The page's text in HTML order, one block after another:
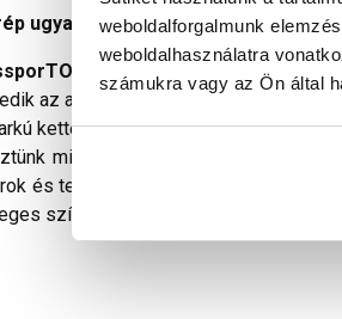
weboldalforgalmunk
weboldalhasználatra
számukra vagy az Ön által
ugyanaz, a név új! Creatonból
Klassik hódfarkú
az alapcserép léctávolságához.
kettősfedés szegélyezése 3/4-es
minden technikailag lehetséges
és telefonok kijelzőin megjelenő
színektől.